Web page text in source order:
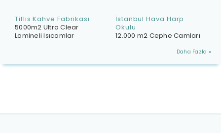
Tiflis Kahve Fabrikası
5000m2 Ultra Clear
Lamineli Isıcamlar
İstanbul Hava Harp
Okulu
12.000 m2 Cephe Camları
Daha Fazla »